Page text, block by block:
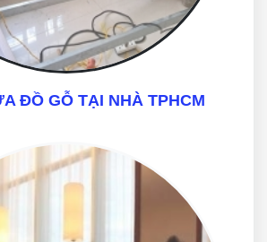
ĐỒ GỖ TẠI NHÀ TPHCM